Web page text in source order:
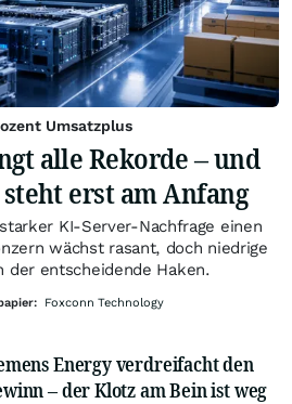
Umsatzplus
alle Rekorde – und
erst am Anfang
KI-Server-Nachfrage einen
wächst rasant, doch niedrige
der entscheidende Haken.
Foxconn Technology
Energy verdreifacht den
– der Klotz am Bein ist weg